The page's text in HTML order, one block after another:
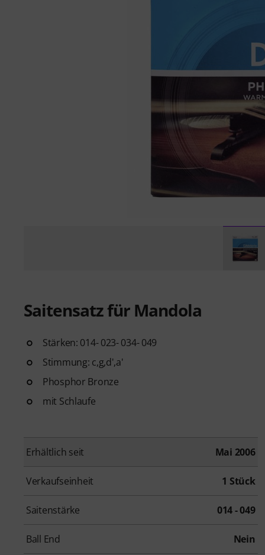
Saitensatz für Mandola
Stärken: 014- 023- 034- 049
Stimmung: c,g,d',a'
Phosphor Bronze
mit Schlaufe
Erhältlich seit Mai 2006
Verkaufseinheit 1 Stück
Saitenstärke 014 - 049
Ball End Nein